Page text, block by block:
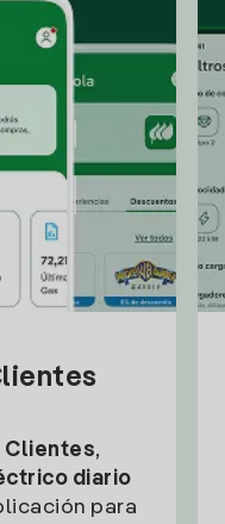
Clientes,
diario
para